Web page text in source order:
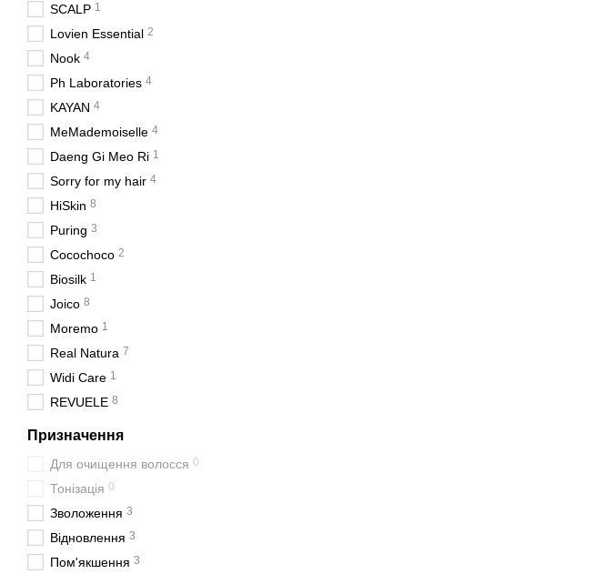
SCALP 1
Lovien Essential 2
Nook 4
Ph Laboratories 4
KAYAN 4
MeMademoiselle 4
Daeng Gi Meo Ri 1
Sorry for my hair 4
HiSkin 8
Puring 3
Cocochoco 2
Biosilk 1
Joico 8
Moremo 1
Real Natura 7
Widi Care 1
REVUELE 8
Призначення
Для очищення волосся 0
Тонізація 0
Зволоження 3
Відновлення 3
Пом'якшення 3